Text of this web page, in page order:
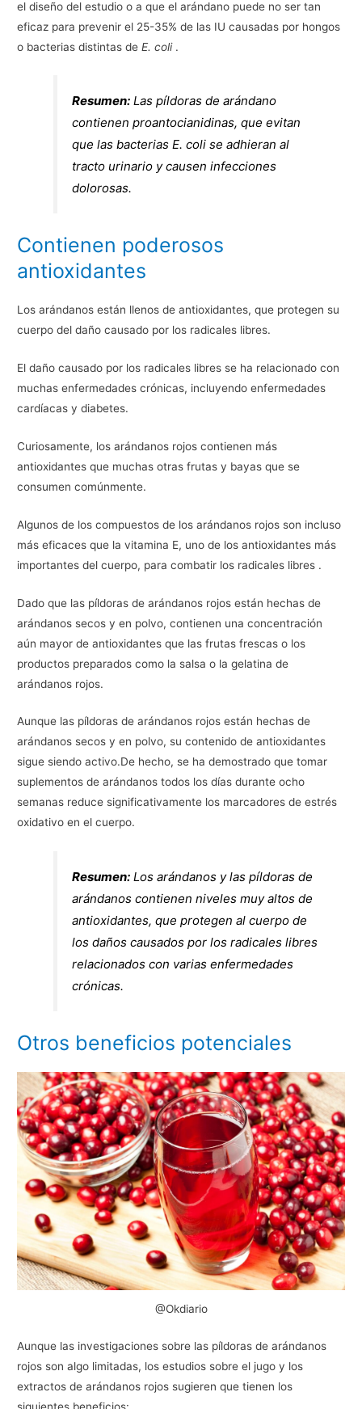
el diseño del estudio o a que el arándano puede no ser tan
eficaz para prevenir el 25-35% de las IU causadas por hongos
o bacterias distintas deE. coli.
Resumen: Las píldoras de arándano
contienen proantocianidinas, que evitan
que las bacterias E. coli se adhieran al
tracto urinario y causen infecciones
dolorosas.
Contienen poderosos
antioxidantes
Los arándanos están llenos de antioxidantes, que protegen su
cuerpo del daño causado por los radicales libres.
El daño causado por los radicales libres se ha relacionado con
muchas enfermedades crónicas, incluyendo enfermedades
cardíacas y diabetes.
Curiosamente, los arándanos rojos contienen más
antioxidantes que muchas otras frutas y bayas que se
consumen comúnmente.
Algunos de los compuestos de los arándanos rojos son incluso
más eficaces que la vitamina E, uno de los antioxidantes más
importantes del cuerpo, para combatir los radicales libres .
Dado que las píldoras de arándanos rojos están hechas de
arándanos secos y en polvo, contienen una concentración
aún mayor de antioxidantes que las frutas frescas o los
productos preparados como la salsa o la gelatina de
arándanos rojos.
Aunque las píldoras de arándanos rojos están hechas de
arándanos secos y en polvo, su contenido de antioxidantes
sigue siendo activo.De hecho, se ha demostrado que tomar
suplementos de arándanos todos los días durante ocho
semanas reduce significativamente los marcadores de estrés
oxidativo en el cuerpo.
Resumen: Los arándanos y las píldoras de
arándanos contienen niveles muy altos de
antioxidantes, que protegen al cuerpo de
los daños causados por los radicales libres
relacionados con varias enfermedades
crónicas.
Otros beneficios potenciales
@Okdiario
Aunque las investigaciones sobre las píldoras de arándanos
rojos son algo limitadas, los estudios sobre el jugo y los
extractos de arándanos rojos sugieren que tienen los